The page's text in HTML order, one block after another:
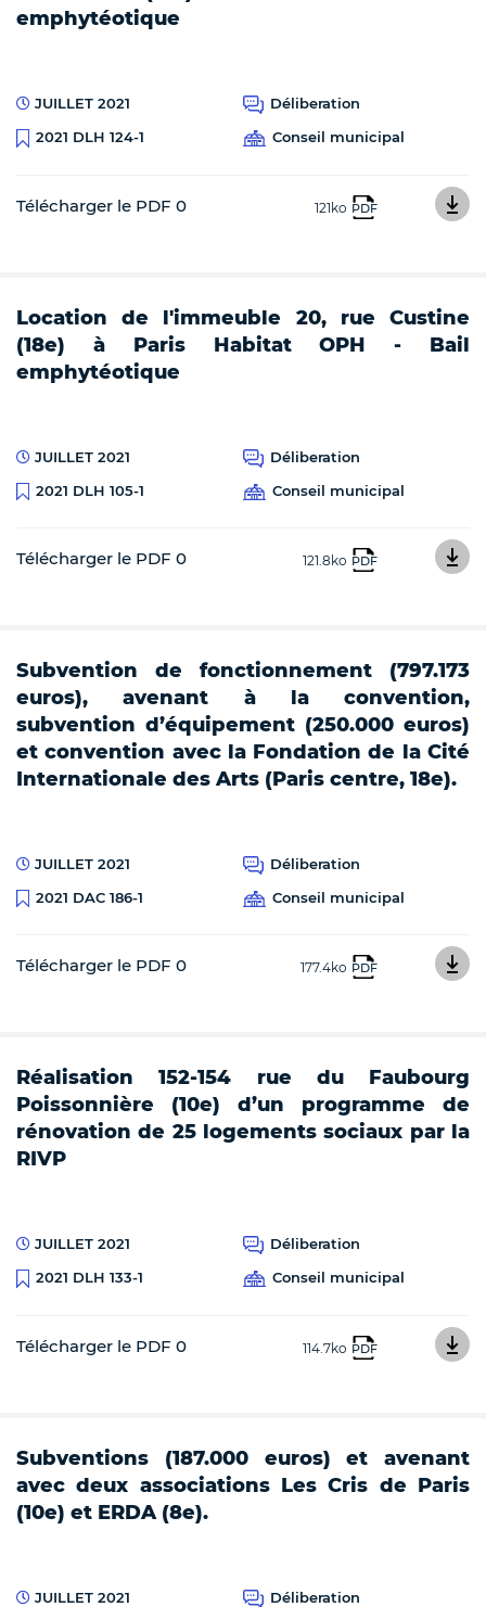
emphytéotique
JUILLET 2021
Déliberation
2021 DLH 124-1
Conseil municipal
Télécharger le PDF 0 121ko PDF
Location de l'immeuble 20, rue Custine
(18e) à Paris Habitat OPH - Bail
emphytéotique
JUILLET 2021
Déliberation
2021 DLH 105-1
Conseil municipal
Télécharger le PDF 0 121.8ko PDF
Subvention de fonctionnement (797.173
euros), avenant à la convention,
subvention d’équipement (250.000 euros)
et convention avec la Fondation de la Cité
Internationale des Arts (Paris centre, 18e).
JUILLET 2021
Déliberation
2021 DAC 186-1
Conseil municipal
Télécharger le PDF 0 177.4ko PDF
Réalisation 152-154 rue du Faubourg
Poissonnière (10e) d’un programme de
rénovation de 25 logements sociaux par la
RIVP
JUILLET 2021
Déliberation
2021 DLH 133-1
Conseil municipal
Télécharger le PDF 0 114.7ko PDF
Subventions (187.000 euros) et avenant
avec deux associations Les Cris de Paris
(10e) et ERDA (8e).
JUILLET 2021
Déliberation